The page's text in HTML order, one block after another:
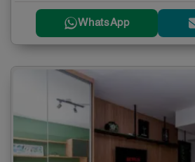
WhatsApp